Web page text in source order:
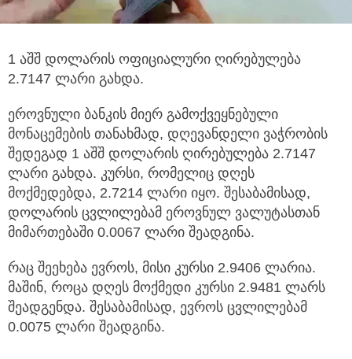
1 აშშ დოლარის ოფიციალური ღირებულება
2.7147 ლარი გახდა.
ეროვნული ბანკის მიერ გამოქვეყნებული
მონაცემების თანახმად, დღევანდელი ვაჭრობის
შედეგად 1 აშშ დოლარის ღირებულება 2.7147
ლარი გახდა. კურსი, რომელიც დღეს
მოქმედებდა, 2.7214 ლარი იყო. შესაბამისად,
დოლარის ცვლილებამ ეროვნულ ვალუტასთან
მიმართებაში 0.0067 ლარი შეადგინა.
რაც შეეხება ევროს, მისი კურსი 2.9406 ლარია.
მაშინ, როცა დღეს მოქმედი კურსი 2.9481 ლარს
შეადგენდა. შესაბამისად, ევროს ცვლილებამ
0.0075 ლარი შეადგინა.